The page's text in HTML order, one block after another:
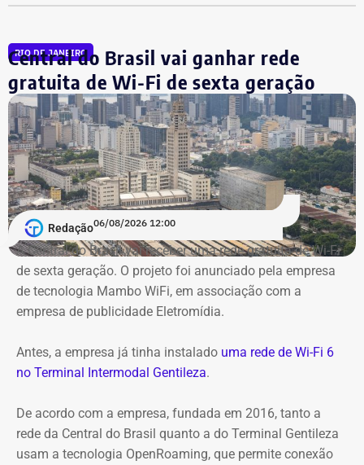
que precisa ser feito” e conclui com a frase: “É guerra”.
RIO DE JANEIRO
Central do Brasil vai ganhar rede
gratuita de Wi-Fi de sexta geração
Redação06/08/2026 12:00
A Central do Brasil vai receber uma rede gratuita de Wi-Fi
de sexta geração. O projeto foi anunciado pela empresa
de tecnologia Mambo WiFi, em associação com a
empresa de publicidade Eletromídia.
Antes, a empresa já tinha instalado uma rede de Wi-Fi 6
no Terminal Intermodal Gentileza.
De acordo com a empresa, fundada em 2016, tanto a
rede da Central do Brasil quanto a do Terminal Gentileza
usam a tecnologia OpenRoaming, que permite conexão